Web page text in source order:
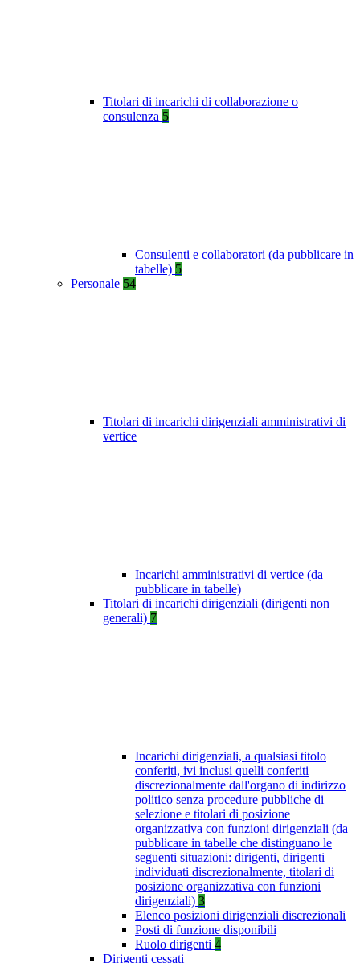
Titolari di incarichi di collaborazione o
consulenza 5
Consulenti e collaboratori (da pubblicare in
tabelle) 5
Personale 54
Titolari di incarichi dirigenziali amministrativi di
vertice
Incarichi amministrativi di vertice (da
pubblicare in tabelle)
Titolari di incarichi dirigenziali (dirigenti non
generali) 7
Incarichi dirigenziali, a qualsiasi titolo
conferiti, ivi inclusi quelli conferiti
discrezionalmente dall'organo di indirizzo
politico senza procedure pubbliche di
selezione e titolari di posizione
organizzativa con funzioni dirigenziali (da
pubblicare in tabelle che distinguano le
seguenti situazioni: dirigenti, dirigenti
individuati discrezionalmente, titolari di
posizione organizzativa con funzioni
dirigenziali) 3
Elenco posizioni dirigenziali discrezionali
Posti di funzione disponibili
Ruolo dirigenti 4
Dirigenti cessati